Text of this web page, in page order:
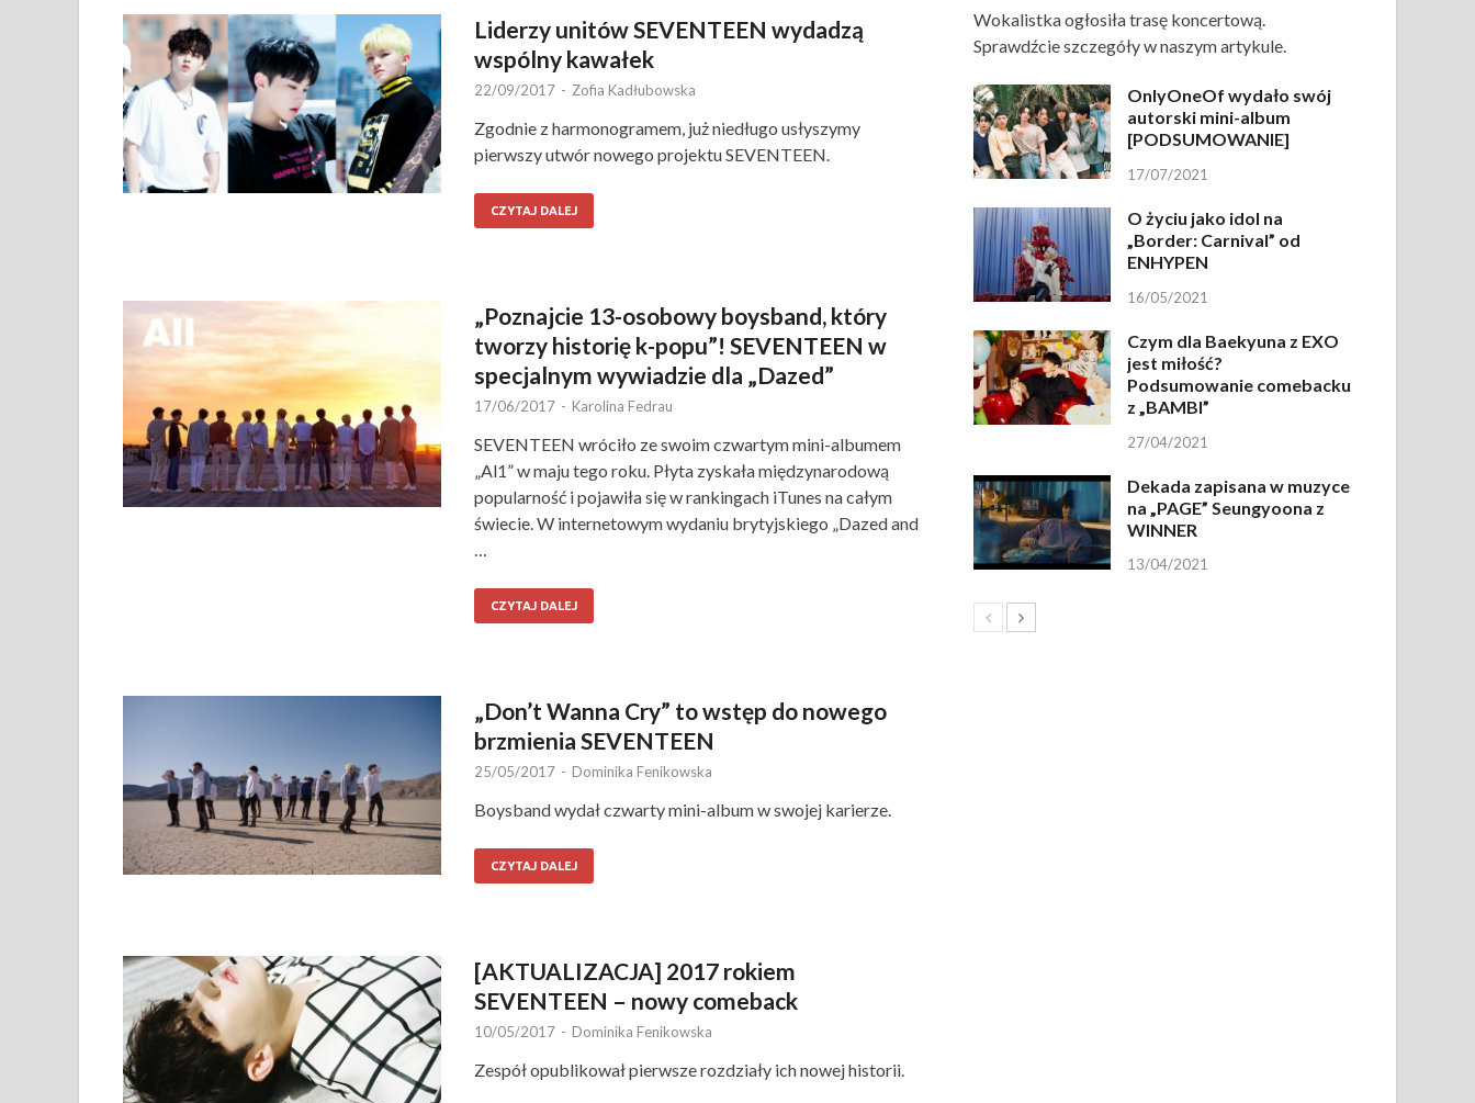
Liderzy unitów SEVENTEEN wydadzą
wspólny kawałek
22/09/2017 - Zofia Kadłubowska
Zgodnie z harmonogramem, już niedługo usłyszymy
pierwszy utwór nowego projektu SEVENTEEN.
CZYTAJ DALEJ
„Poznajcie 13-osobowy boysband, który
tworzy historię k-popu”! SEVENTEEN w
specjalnym wywiadzie dla „Dazed”
17/06/2017 - Karolina Fedrau
SEVENTEEN wróciło ze swoim czwartym mini-albumem
„Al1” w maju tego roku. Płyta zyskała międzynarodową
popularność i pojawiła się w rankingach iTunes na całym
świecie. W internetowym wydaniu brytyjskiego „Dazed and
CZYTAJ DALEJ
„Don’t Wanna Cry” to wstęp do nowego
brzmienia SEVENTEEN
25/05/2017 - Dominika Fenikowska
Boysband wydał czwarty mini-album w swojej karierze.
CZYTAJ DALEJ
[AKTUALIZACJA] 2017 rokiem
SEVENTEEN – nowy comeback
10/05/2017 - Dominika Fenikowska
Zespół opublikował pierwsze rozdziały ich nowej historii.
Wokalistka ogłosiła trasę koncertową.
Sprawdźcie szczegóły w naszym artykule.
OnlyOneOf wydało swój
autorski mini-album
[PODSUMOWANIE]
17/07/2021
O życiu jako idol na
„Border: Carnival” od
ENHYPEN
16/05/2021
Czym dla Baekyuna z EXO
jest miłość?
Podsumowanie comebacku
z „BAMBI”
27/04/2021
Dekada zapisana w muzyce
na „PAGE” Seungyoona z
WINNER
13/04/2021